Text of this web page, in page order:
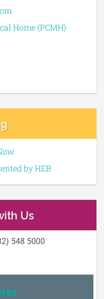
Home (PCMH)
by HEB
Us
548 5000